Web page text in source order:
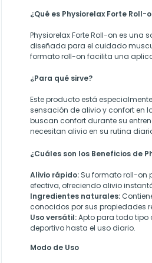
¿Qué es Physiorelax Forte Roll-
Physiorelax Forte Roll-on es
diseñada para el cuidado
formato roll-on facilita una
¿Para qué sirve?
Este producto está
sensación de alivio y confort en
buscan confort durante su
necesitan alivio en su rutina
¿Cuáles son los Beneficios de
Alivio rápido: Su formato roll-on
efectiva, ofreciendo alivio
Ingredientes naturales:
conocidos por sus propiedades
Uso versátil:Apto para todo tipo
deportivo hasta el uso diario.
Modo de Uso